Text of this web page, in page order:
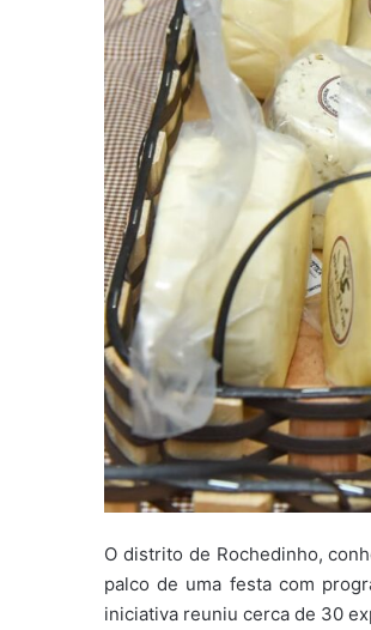
O distrito de Rochedinho,
palco de uma festa com
iniciativa reuniu cerca de 30